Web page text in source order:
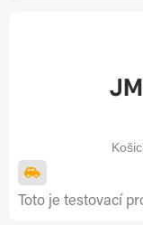
Toto je testovací